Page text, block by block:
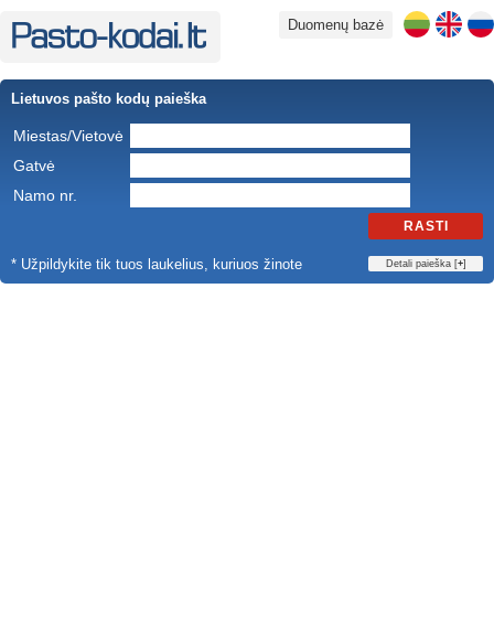
Duomenų bazė
Lietuvos pašto kodų paieška
Miestas/Vietovė
Gatvė
Namo nr.
RASTI
* Užpildykite tik tuos laukelius, kuriuos žinote Detali paieška [+]